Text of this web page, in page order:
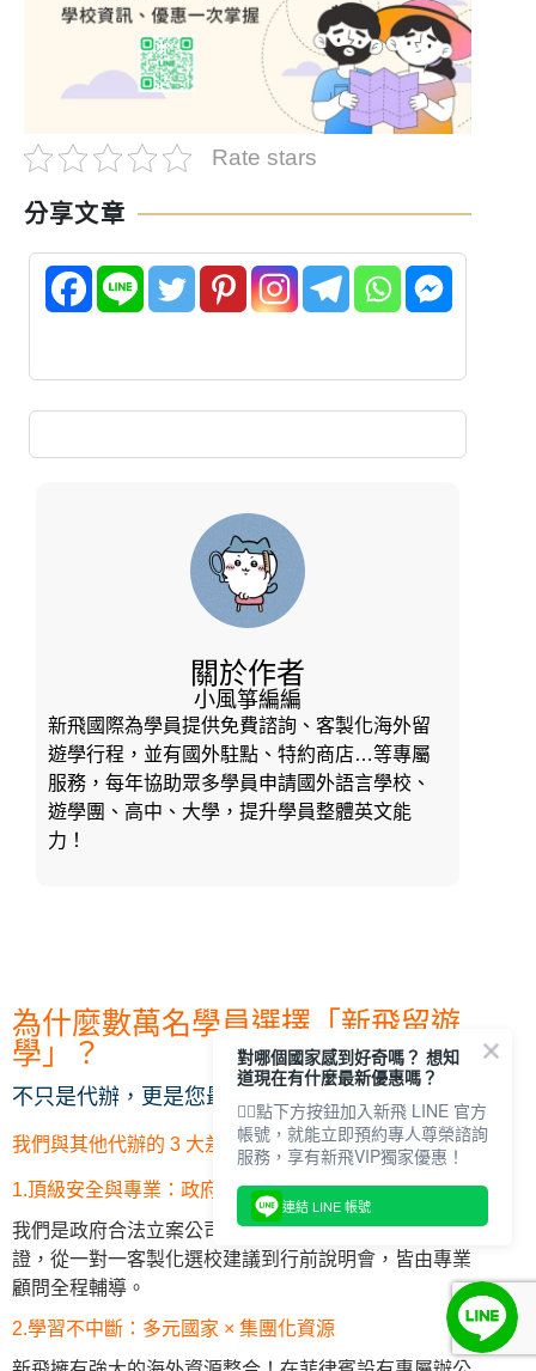
Rate stars
分享文章
關於作者
小風箏編編
新飛國際為學員提供免費諮詢、客製化海外留
遊學行程，並有國外駐點、特約商店…等專屬
服務，每年協助眾多學員申請國外語言學校、
遊學團、高中、大學，提升學員整體英文能
力！
為什麼數萬名學員選擇「新飛留遊
學」？
不只是代辦，更是您最有力的海外成長夥伴！
我們與其他代辦的 3 大差異化優勢：
1.頂級安全與專業：政府立案 × 全程守護
我們是政府合法立案公司，有ICEF認證，並提供履約保
證，從一對一客製化選校建議到行前說明會，皆由專業
顧問全程輔導。
2.學習不中斷：多元國家 × 集團化資源
對哪個國家感到好奇嗎？ 想知
道現在有什麼最新優惠嗎？
👇🏻點下方按鈕加入新飛 LINE 官方
帳號，就能立即預約專人尊榮諮詢
服務，享有新飛VIP獨家優惠！
連結 LINE 帳號